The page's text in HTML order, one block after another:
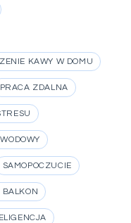
KAWY W DOMU
PRACA ZDALNA
SAMOPOCZUCIE